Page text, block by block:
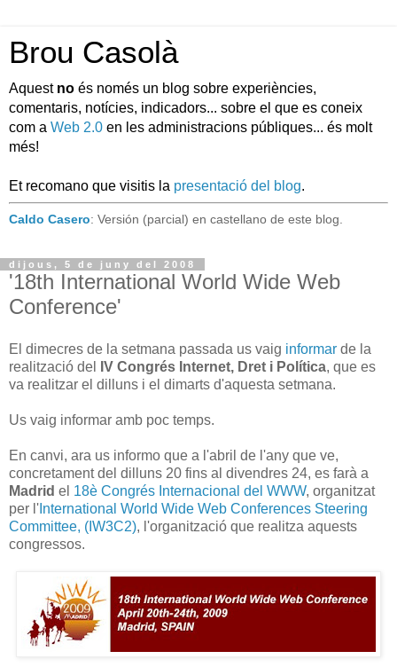
Brou Casolà
Aquest no és només un blog sobre experiències,
comentaris, notícies, indicadors... sobre el que es coneix
com a Web 2.0 en les administracions públiques... és molt
més!
Et recomano que visitis la presentació del blog.
Caldo Casero: Versión (parcial) en castellano de este blog.
dijous, 5 de juny del 2008
'18th International World Wide Web
Conference'
El dimecres de la setmana passada us vaig informar de la
realització del
IV Congrés Internet, Dret i Política, que es
va realitzar el dilluns i el dimarts d'aquesta setmana.
Us vaig informar amb poc temps.
En canvi, ara us informo que a l'abril de l'any que ve,
concretament del dilluns 20 fins al divendres 24, es farà a
Madrid el 18è Congrés Internacional del WWW, organitzat
per l' International World Wide Web Conferences Steering
Committee, (IW3C2), l'organització que realitza aquests
congressos.